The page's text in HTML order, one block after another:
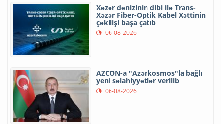
Xəzər dənizinin dibi ilə Trans-
Xəzər Fiber-Optik Kabel Xəttinin
çəkilişi başa çatıb
06-08-2026
AZCON-a "Azərkosmos"la bağlı
yeni səlahiyyətlər verilib
06-08-2026